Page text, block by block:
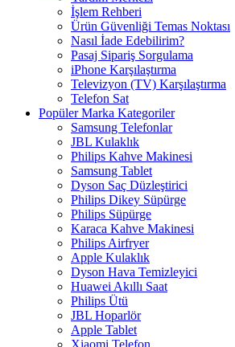
İşlem Rehberi
Ürün Güvenliği Temas Noktası
Nasıl İade Edebilirim?
Pasaj Sipariş Sorgulama
iPhone Karşılaştırma
Televizyon (TV) Karşılaştırma
Telefon Sat
Popüler Marka Kategoriler
Samsung Telefonlar
JBL Kulaklık
Philips Kahve Makinesi
Samsung Tablet
Dyson Saç Düzleştirici
Philips Dikey Süpürge
Philips Süpürge
Karaca Kahve Makinesi
Philips Airfryer
Apple Kulaklık
Dyson Hava Temizleyici
Huawei Akıllı Saat
Philips Ütü
JBL Hoparlör
Apple Tablet
Xiaomi Telefon